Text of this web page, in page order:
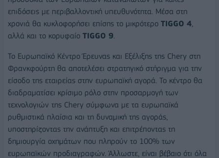
επιδόσεις με περιβαλλοντική υπευθυνότητα. Μέσα στη
χρονιά θα κυκλοφορήσει επίσης το μικρότερο TIGGO 4,
αλλά και το κορυφαίο TIGGO 9.
Το Ευρωπαϊκό Κέντρο Έρευνας και Εξέλιξης της Chery στη
Φρανκφούρτη θα αποτελέσει στρατηγικό στήριγμα για την
είσοδο της εταιρείας στην ευρωπαϊκή αγορά. Το κέντρο θα
διαδραματίσει κρίσιμο ρόλο στην προσαρμογή των
τεχνολογιών της Chery σύμφωνα με τα ευρωπαϊκά
ρυθμιστικά πλαίσια και τη δυναμική της αγοράς,
υποστηρίζοντας την ανάπτυξη και επιτρέποντας τη
δημιουργία οχημάτων που πληρούν το 100% των
ευρωπαϊκών προδιαγραφών. Άλλωστε, είναι βέβαιο ότι όλα